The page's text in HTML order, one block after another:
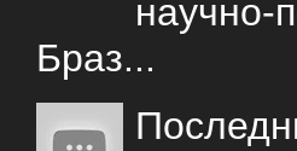
научно-
Браз...